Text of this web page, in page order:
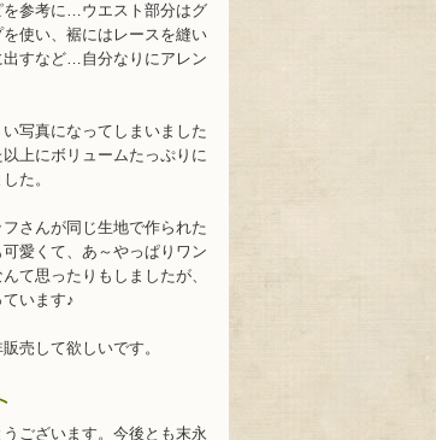
を参考に…ウエスト部分はグ
使い、裾にはレースを縫い
すなど…自分なりにアレン
写真になってしまいました
上にボリュームたっぷりに
た。
さんが同じ生地で作られた
愛くて、あ～やっぱりワン
て思ったりもしましたが、
います♪
売して欲しいです。
ございます。今後とも末永